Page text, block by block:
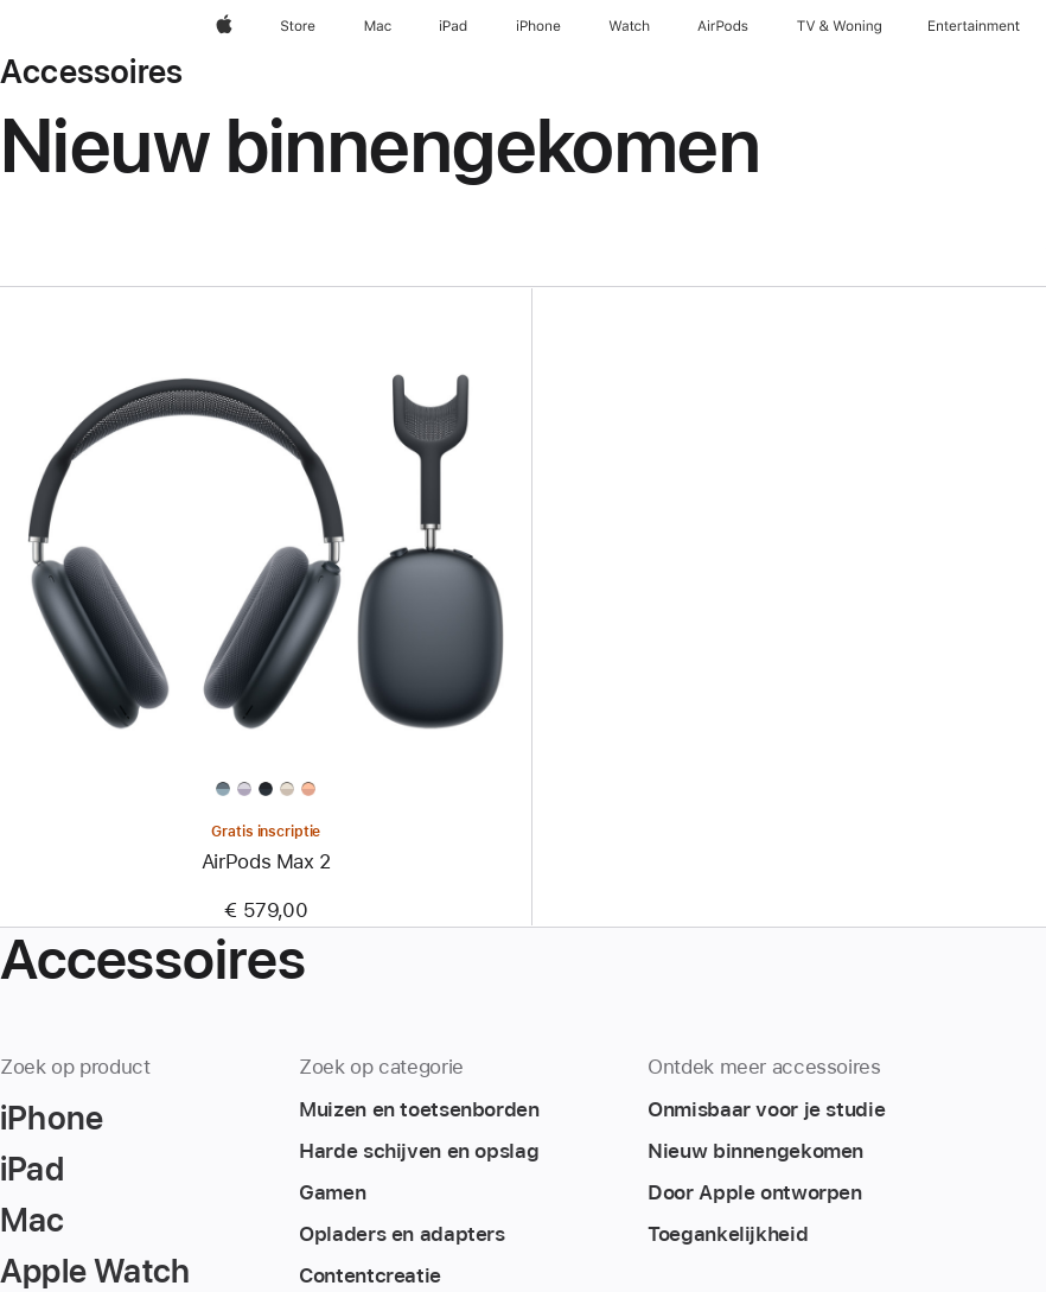
AppleStore Mac iPad iPhone Watch AirPods TV & Woning Entertainment
Accessoires
Nieuw binnengekomen
Gratis inscriptie
AirPods Max 2
€ 579,00
Accessoires
Zoek op product
iPhone
iPad
Mac
Apple Watch
Zoek op categorie
Muizen en toetsenborden
Harde schijven en opslag
Gamen
Opladers en adapters
Content­creatie
Ontdek meer accessoires
Onmisbaar voor je studie
Nieuw binnengekomen
Door Apple ontworpen
Toegankelijkheid